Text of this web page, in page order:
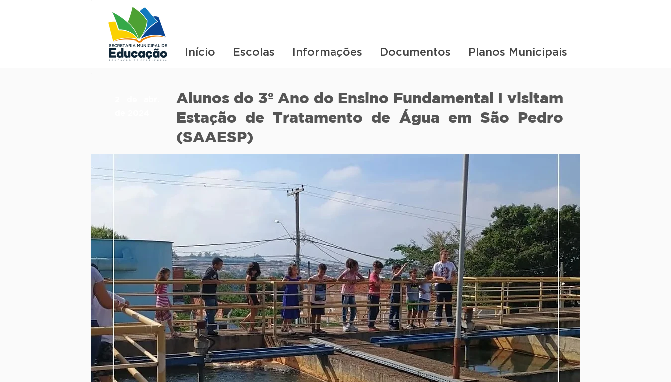
Início Escolas Informações Documentos Planos Municipais
Alunos do 3º Ano do Ensino Fundamental I visitam
Estação de Tratamento de Água em São Pedro
(SAAESP)